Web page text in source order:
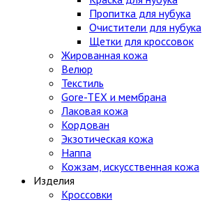
Пропитка для нубука
Очистители для нубука
Щетки для кроссовок
Жированная кожа
Велюр
Текстиль
Gore-TEX и мембрана
Лаковая кожа
Кордован
Экзотическая кожа
Наппа
Кожзам, искусственная кожа
Изделия
Кроссовки